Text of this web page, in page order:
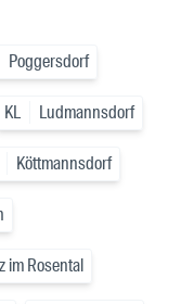
Poggersdorf
KL Ludmannsdorf
Köttmannsdorf
im Rosental